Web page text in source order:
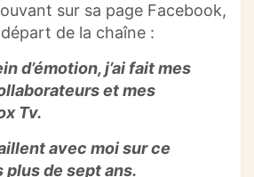
sur sa page Facebook,
de la chaîne :
d’émotion, j’ai fait mes
et mes
Tv.
avec moi sur ce
de sept ans.